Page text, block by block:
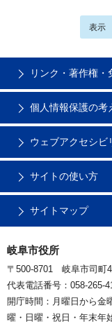
表示
リンク・著作権・
個人情報保護の考
ウェブアクセシビ
サイトの使い方
サイトマップ
岐阜市役所
〒500-8701 岐阜市司町
代表電話番号：058-265-
開庁時間：月曜日から
曜・日曜・祝日・年末年